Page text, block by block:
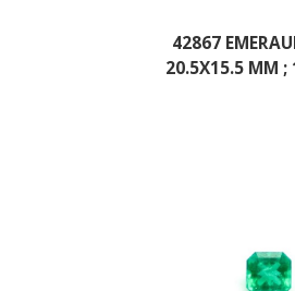
42867
20.5X15.5 MM ;